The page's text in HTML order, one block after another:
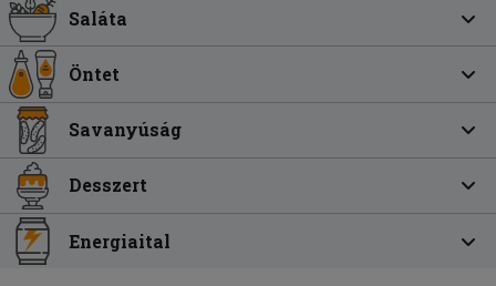
Saláta
Öntet
Savanyúság
Desszert
Energiaital